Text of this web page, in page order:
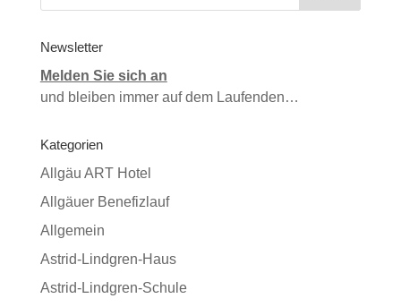
Newsletter
Melden Sie sich an
und bleiben immer auf dem Laufenden…
Kategorien
Allgäu ART Hotel
Allgäuer Benefizlauf
Allgemein
Astrid-Lindgren-Haus
Astrid-Lindgren-Schule